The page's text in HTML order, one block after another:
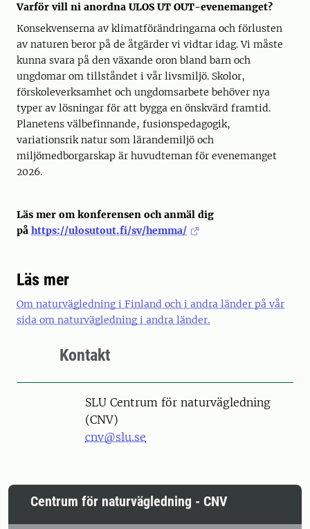
Varför vill ni anordna ULOS UT OUT-evenemanget?
Konsekvenserna av klimatförändringarna och förlusten
av naturen beror på de åtgärder vi vidtar idag. Vi måste
kunna svara på den växande oron bland barn och
ungdomar om tillståndet i vår livsmiljö. Skolor,
förskoleverksamhet och ungdomsarbete behöver nya
typer av lösningar för att bygga en önskvärd framtid.
Planetens välbefinnande, fusionspedagogik,
variationsrik natur som lärandemiljö och
miljömedborgarskap är huvudteman för evenemanget
2026.
Läs mer om konferensen och anmäl dig
på https://ulosutout.fi/sv/hemma/
Läs mer
Om naturvägledning i Finland och i andra länder på vår
sida om naturvägledning i andra länder.
Kontakt
SLU Centrum för naturvägledning
(CNV)
cnv@slu.se
Centrum för naturvägledning - CNV